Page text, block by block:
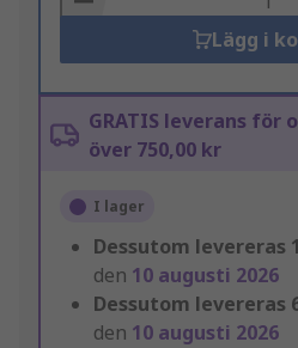
Lägg i
GRATIS leverans för
över 750,00 kr
I lager
Dessutom levereras
den 10 augusti 2026
Dessutom levereras
den 10 augusti 2026